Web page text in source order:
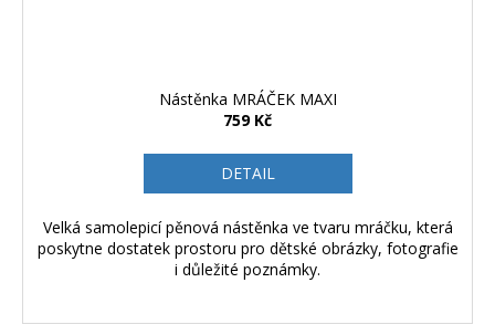
Nástěnka MRÁČEK MAXI
759 Kč
DETAIL
Velká samolepicí pěnová nástěnka ve tvaru mráčku, která
poskytne dostatek prostoru pro dětské obrázky, fotografie
i důležité poznámky.